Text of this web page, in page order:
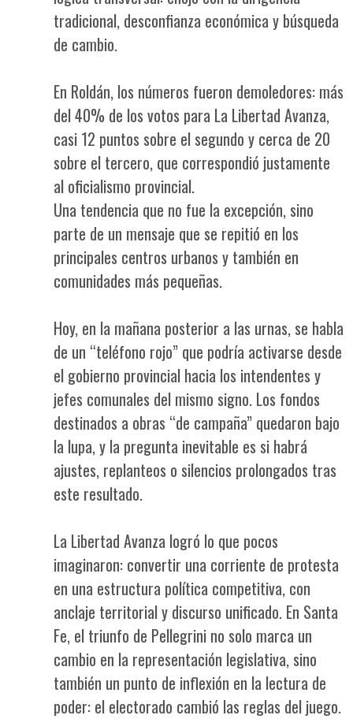
tradicional, desconfianza económica y búsqueda
de cambio.
En Roldán, los números fueron demoledores: más
del 40% de los votos para La Libertad Avanza,
casi 12 puntos sobre el segundo y cerca de 20
sobre el tercero, que correspondió justamente
al oficialismo provincial.
Una tendencia que no fue la excepción, sino
parte de un mensaje que se repitió en los
principales centros urbanos y también en
comunidades más pequeñas.
Hoy, en la mañana posterior a las urnas, se habla
de un “teléfono rojo” que podría activarse desde
el gobierno provincial hacia los intendentes y
jefes comunales del mismo signo. Los fondos
destinados a obras “de campaña” quedaron bajo
la lupa, y la pregunta inevitable es si habrá
ajustes, replanteos o silencios prolongados tras
este resultado.
La Libertad Avanza logró lo que pocos
imaginaron: convertir una corriente de protesta
en una estructura política competitiva, con
anclaje territorial y discurso unificado. En Santa
Fe, el triunfo de Pellegrini no solo marca un
cambio en la representación legislativa, sino
también un punto de inflexión en la lectura de
poder: el electorado cambió las reglas del juego.